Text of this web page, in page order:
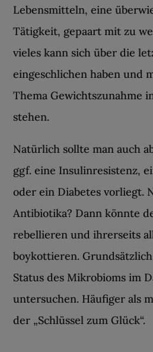
Lebensmitteln, eine
Tätigkeit, gepaart mit zu
vieles kann sich über die
eingeschlichen haben und
Thema Gewichtszunahme
stehen.
Natürlich sollte man auch
ggf. eine Insulinresistenz,
oder ein Diabetes vorliegt.
Antibiotika? Dann könnte
rebellieren und ihrerseits
boykottieren.
Status des Mikrobioms im
untersuchen. Häufiger als
der „Schlüssel zum Glück“.